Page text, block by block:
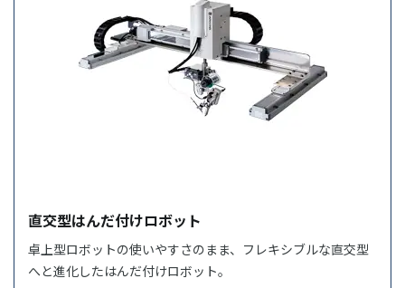
直交型はんだ付けロボット
卓上型ロボットの使いやすさのまま、フレキシブルな直交型
へと進化したはんだ付けロボット。